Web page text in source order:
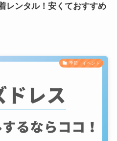
レンタル！安くておすすめ
季節・イベント